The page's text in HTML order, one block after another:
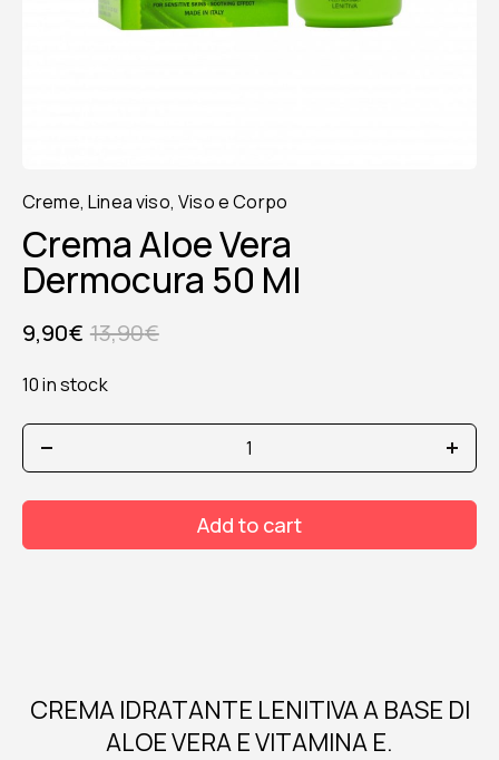
Creme,Linea viso,Viso e Corpo
Crema Aloe Vera
Dermocura 50 Ml
13,90€
9,90€
10 in stock
crema
aloe
dermocura
ml
Add to cart
CREMA IDRATANTE LENITIVA A BASE DI
ALOE VERA E VITAMINA E.